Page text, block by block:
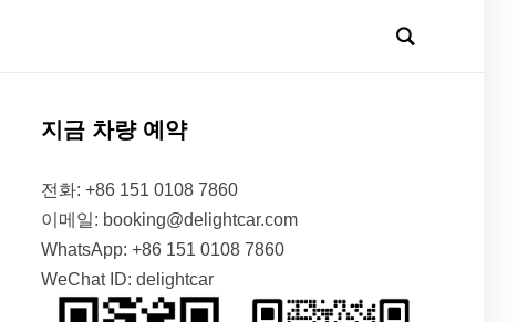
지금 차량 예약
전화: +86 151 0108 7860
이메일: booking@delightcar.com
WhatsApp: +86 151 0108 7860
WeChat ID: delightcar